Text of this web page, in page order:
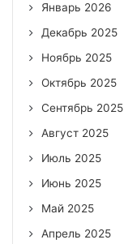
Январь 2026
Декабрь 2025
Ноябрь 2025
Октябрь 2025
Сентябрь 2025
Август 2025
Июль 2025
Июнь 2025
Май 2025
Апрель 2025